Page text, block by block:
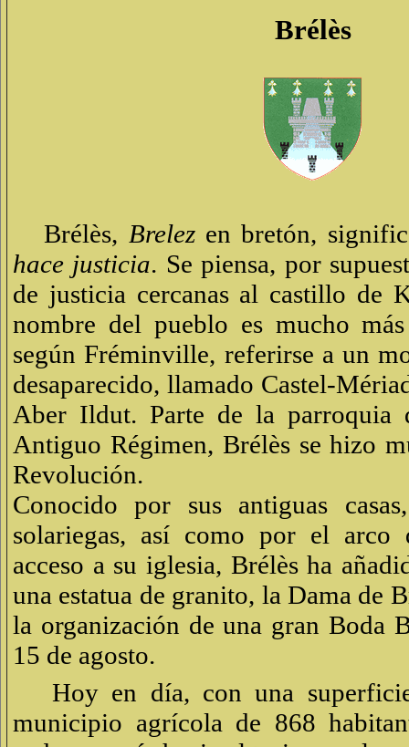
Brélès
Brélès, Brelezen bretón,
hace justicia. Se piensa, por
de justicia cercanas al castillo de
nombre del pueblo es mucho
según Fréminville, referirse a un
desaparecido, llamado Castel-
Aber Ildut. Parte de la parroquia
Antiguo Régimen, Brélès se hizo
Revolución.
Conocido por sus antiguas
solariegas, así como por el
acceso a su iglesia, Brélès ha
una estatua de granito, la Dama de
la organización de una gran Boda
15 de agosto.
Hoy en día, con una
municipio agrícola de 868